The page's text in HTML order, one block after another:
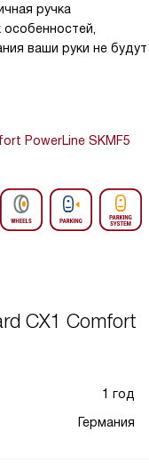
ручка
ваши руки не будут
PowerLine SKMF5
CX1 Comfort
1 год
Германия